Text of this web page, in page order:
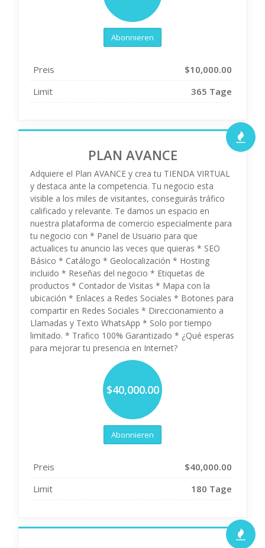
Abonnieren
Preis
$10,000.00
Limit
365 Tage
PLAN AVANCE
Adquiere el Plan AVANCE y crea tu TIENDA VIRTUAL
y destaca ante la competencia. Tu negocio esta
visible a los miles de visitantes, conseguirás tráfico
calificado y relevante. Te damos un espacio en
nuestra plataforma de comercio especialmente para
tu negocio con * Panel de Usuario para que
actualices tu anuncio las veces que quieras * SEO
Básico * Catálogo * Geolocalización * Hosting
incluido * Reseñas del negocio * Etiquetas de
productos * Contador de Visitas * Mapa con la
ubicación * Enlaces a Redes Sociales * Botones para
compartir en Redes Sociales * Direccionamiento a
Llamadas y Texto WhatsApp * Solo por tiempo
limitado. * Trafico 100% Garantizado * ¿Qué esperas
para mejorar tu presencia en Internet?
$40,000.00
Abonnieren
Preis
$40,000.00
Limit
180 Tage